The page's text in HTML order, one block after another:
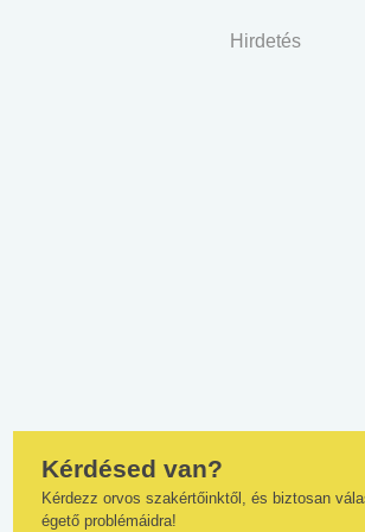
Hirdetés
Kérdésed van?
Kérdezz orvos szakértőinktől, és biztosan
égető problémáidra!